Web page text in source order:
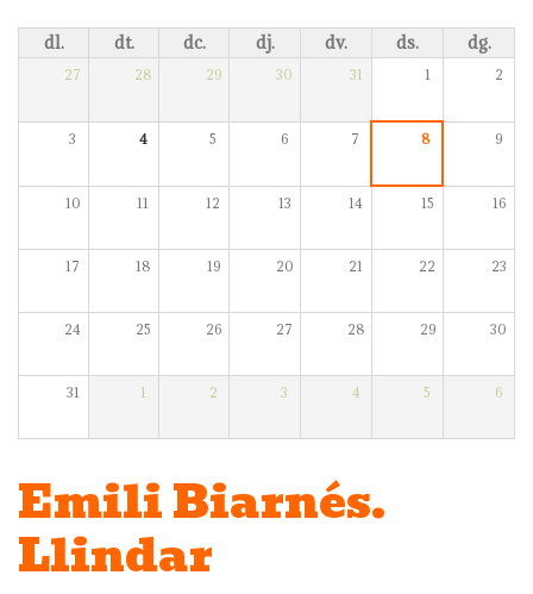
dl. dt. dc. dj. dv. ds. dg.
27 28 29 30 31 1 2
3 4 5 6 7 8 9
10 11 12 13 14 15 16
17 18 19 20 21 22 23
24 25 26 27 28 29 30
31 1 2 3 4 5 6
Emili Biarnés.
Llindar